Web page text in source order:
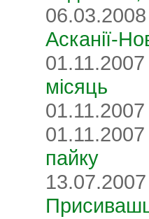
Асканії-
місяць
пайку